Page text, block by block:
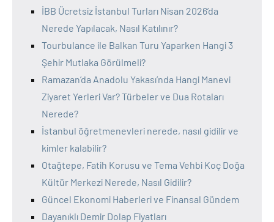
İBB Ücretsiz İstanbul Turları Nisan 2026’da
Nerede Yapılacak, Nasıl Katılınır?
Tourbulance ile Balkan Turu Yaparken Hangi 3
Şehir Mutlaka Görülmeli?
Ramazan’da Anadolu Yakası’nda Hangi Manevi
Ziyaret Yerleri Var? Türbeler ve Dua Rotaları
Nerede?
İstanbul öğretmenevleri nerede, nasıl gidilir ve
kimler kalabilir?
Otağtepe, Fatih Korusu ve Tema Vehbi Koç Doğa
Kültür Merkezi Nerede, Nasıl Gidilir?
Güncel Ekonomi Haberleri ve Finansal Gündem
Dayanıklı Demir Dolap Fiyatları